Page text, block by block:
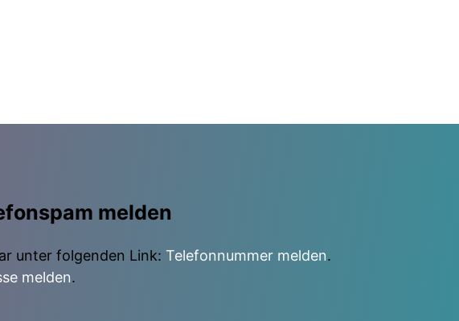
melden
unter folgenden Link: Telefonnummer melden.
melden.